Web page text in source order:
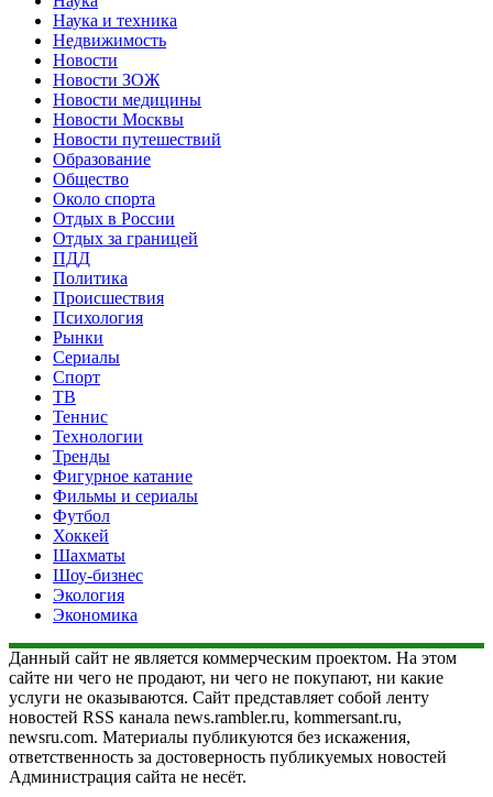
Наука и техника
Недвижимость
Новости
Новости ЗОЖ
Новости медицины
Новости Москвы
Новости путешествий
Образование
Общество
Около спорта
Отдых в России
Отдых за границей
ПДД
Политика
Происшествия
Психология
Рынки
Сериалы
Спорт
ТВ
Теннис
Технологии
Тренды
Фигурное катание
Фильмы и сериалы
Футбол
Хоккей
Шахматы
Шоу-бизнес
Экология
Экономика
Данный сайт не является коммерческим проектом. На этом
сайте ни чего не продают, ни чего не покупают, ни какие
услуги не оказываются. Сайт представляет собой ленту
новостей RSS канала news.rambler.ru, kommersant.ru,
newsru.com. Материалы публикуются без искажения,
ответственность за достоверность публикуемых новостей
Администрация сайта не несёт.